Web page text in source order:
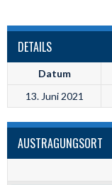
DETAILS
Datum
13. Juni 2021
AUSTRAGUNGSORT